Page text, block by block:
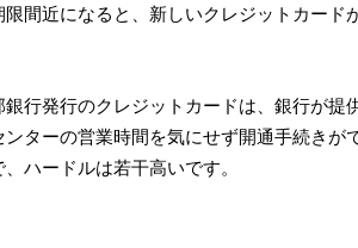
間近になると、新しいクレジットカー
行発行のクレジットカードは、銀行が
ターの営業時間を気にせず開通手続き
ハードルは若干高いです。